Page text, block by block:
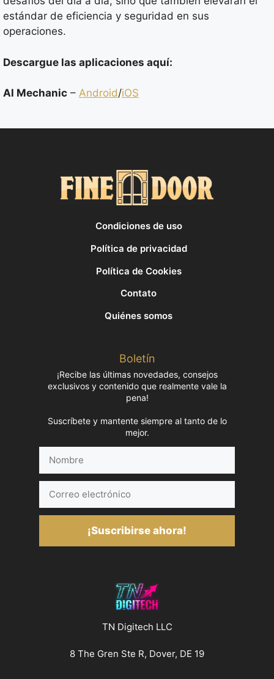
estándar de eficiencia y seguridad en sus
operaciones.
Descargue las aplicaciones aquí:
Al Mechanic – Android/iOS
Condiciones de uso
Política de privacidad
Política de Cookies
Contato
Quiénes somos
Boletín
¡Recibe las últimas novedades, consejos
exclusivos y contenido que realmente vale la
pena!
Suscríbete y mantente siempre al tanto de lo
mejor.
electrónico
¡Suscribirse ahora!
TN Digitech LLC
8 The Gren Ste R, Dover, DE 19